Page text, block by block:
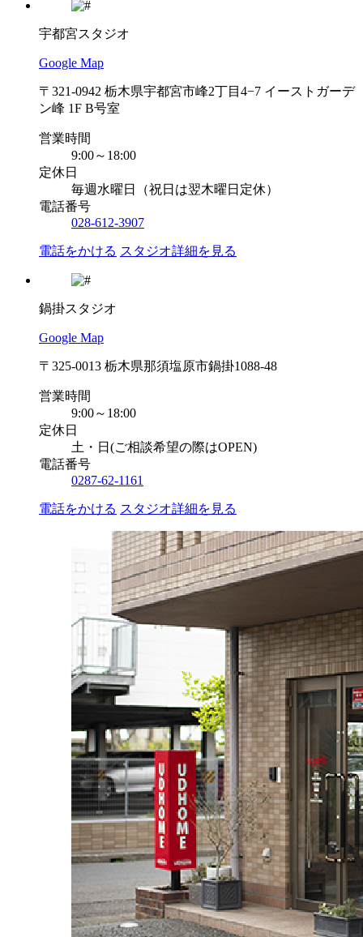
宇都宮スタジオ
Google Map
〒321-0942 栃木県宇都宮市峰2丁目4−7 イーストガーデ
ン峰 1F B号室
営業時間
9:00～18:00
定休日
毎週水曜日（祝日は翌木曜日定休）
電話番号
028-612-3907
電話をかける スタジオ詳細を見る
鍋掛スタジオ
Google Map
〒325-0013 栃木県那須塩原市鍋掛1088-48
営業時間
9:00～18:00
定休日
土・日(ご相談希望の際はOPEN)
電話番号
0287-62-1161
電話をかける スタジオ詳細を見る